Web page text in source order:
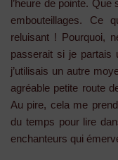
l’heure de pointe.
embouteillages. Ce
reluisant ! Pourquoi,
passerait si je
j’utilisais un autre
agréable petite route
Au pire, cela me
du temps pour lire
enchanteurs qui